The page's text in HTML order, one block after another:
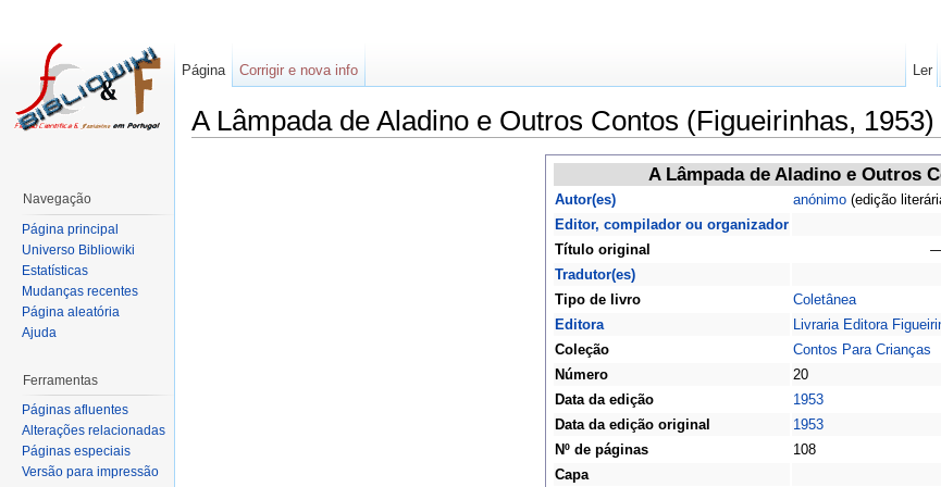
A Lâmpada de Aladino e Outros Contos (Figueirinhas, 1953)
A Lâmpada de Aladino e Outros
Autor(es) anónimo (edição
Editor, compilador ou organizador
Título original
Tradutor(es)
Tipo de livro
Coletânea
Editora
Livraria Editora
Coleção
Contos Para Crianças
Número
20
Data da edição
1953
Data da edição original
1953
Nº de páginas
108
Capa
Página Corrigir e nova info Ler
Navegação
Página principal
Universo Bibliowiki
Estatísticas
Mudanças recentes
Página aleatória
Ajuda
Ferramentas
Páginas afluentes
Alterações relacionadas
Páginas especiais
Versão para impressão